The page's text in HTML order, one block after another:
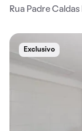
Rua Padre
Exclusivo